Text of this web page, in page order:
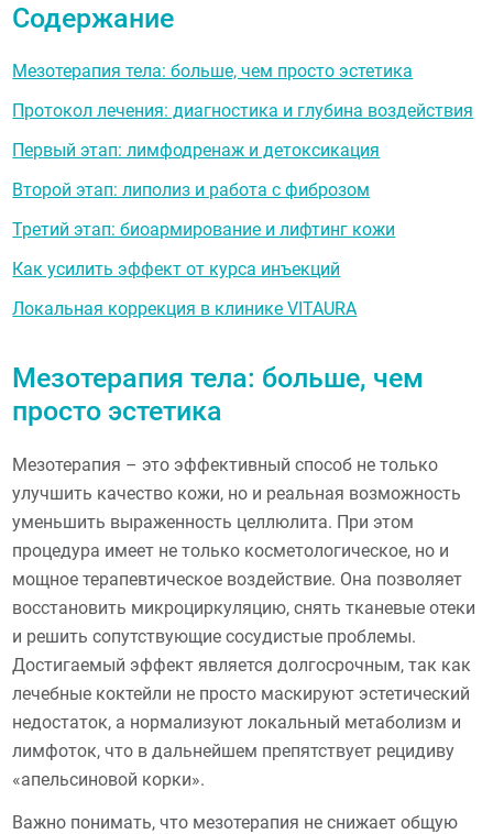
Содержание
Мезотерапия тела: больше, чем просто эстетика
Протокол лечения: диагностика и глубина воздействия
Первый этап: лимфодренаж и детоксикация
Второй этап: липолиз и работа с фиброзом
Третий этап: биоармирование и лифтинг кожи
Как усилить эффект от курса инъекций
Локальная коррекция в клинике VITAURA
Мезотерапия тела: больше, чем
просто эстетика
Мезотерапия – это эффективный способ не только
улучшить качество кожи, но и реальная возможность
уменьшить выраженность целлюлита. При этом
процедура имеет не только косметологическое, но и
мощное терапевтическое воздействие. Она позволяет
восстановить микроциркуляцию, снять тканевые отеки
и решить сопутствующие сосудистые проблемы.
Достигаемый эффект является долгосрочным, так как
лечебные коктейли не просто маскируют эстетический
недостаток, а нормализуют локальный метаболизм и
лимфоток, что в дальнейшем препятствует рецидиву
«апельсиновой корки».
Важно понимать, что мезотерапия не снижает общую